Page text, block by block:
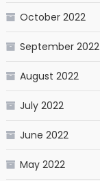
October 2022
September 2022
August 2022
July 2022
June 2022
May 2022